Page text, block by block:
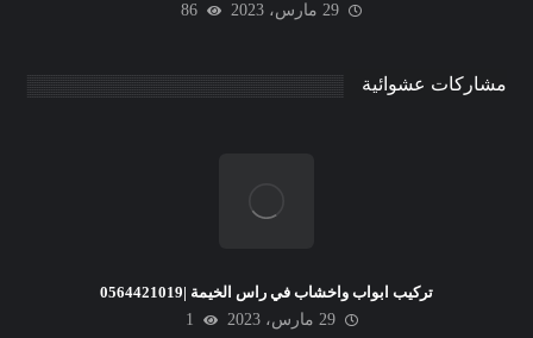
29 مارس، 2023
86
مشاركات عشوائية
تركيب ابواب واخشاب في راس الخيمة |0564421019
29 مارس، 2023
1